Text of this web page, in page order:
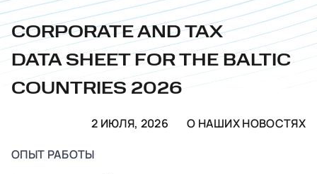
CORPORATE AND TAX
DATA SHEET FOR THE BALTIC
COUNTRIES 2026
2 ИЮЛЯ, 2026
О НАШИХ НОВОСТЯХ
ОПЫТ РАБОТЫ